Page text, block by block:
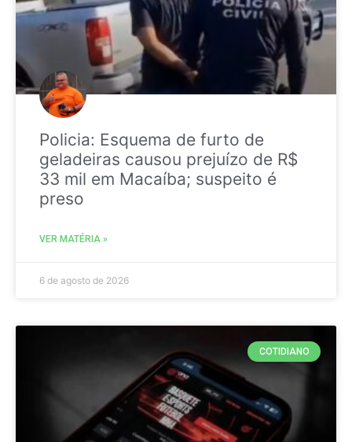
Policia: Esquema de furto de
geladeiras causou prejuízo de R$
33 mil em Macaíba; suspeito é
preso
VER MATÉRIA »
6 de agosto de 2026
COTIDIANO